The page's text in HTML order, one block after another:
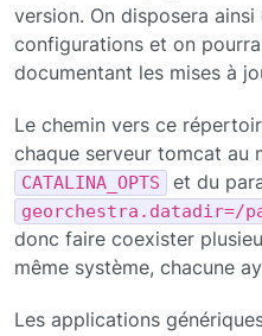
version. On disposera ainsi
configurations et on
documentant les mises à
Le chemin vers ce
chaque serveur tomcat au
CATALINA_OPTS et du
georchestra.datadir=/
donc faire coexister
même système, chacune
Les applications